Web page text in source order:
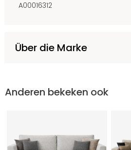
A00016312
Über die Marke
Anderen bekeken ook